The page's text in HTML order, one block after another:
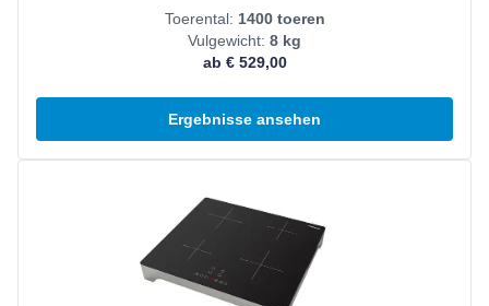
Toerental: 1400 toeren
Vulgewicht: 8 kg
ab € 529,00
Ergebnisse ansehen